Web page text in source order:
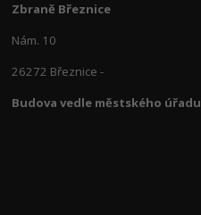
Zbraně Březnice
Nám. 10
26272 Březnice -
Budova vedle městského úřadu